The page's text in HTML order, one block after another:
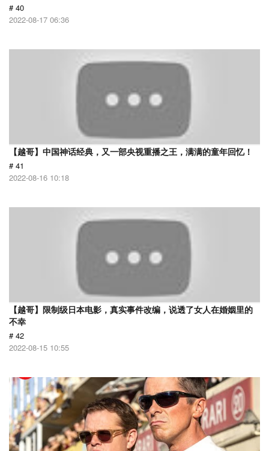
# 40
2022-08-17 06:36
【越哥】中国神话经典，又一部央视重播之王，满满的童年回忆！
# 41
2022-08-16 10:18
【越哥】限制级日本电影，真实事件改编，说透了女人在婚姻里的
不幸
# 42
2022-08-15 10:55